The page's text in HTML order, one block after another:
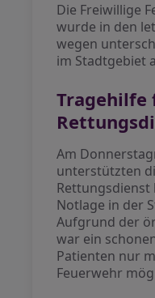
Die Freiwillige
wurde in den
wegen
im Stadtgebiet
Tragehilfe
Am
unterstützten
Rettungsdienst
Notlage in der
Aufgrund der
war ein
Patienten nur
Feuerwehr